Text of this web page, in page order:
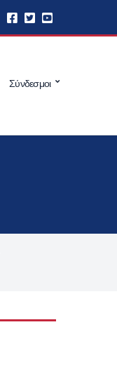
Σύνδεσμοι